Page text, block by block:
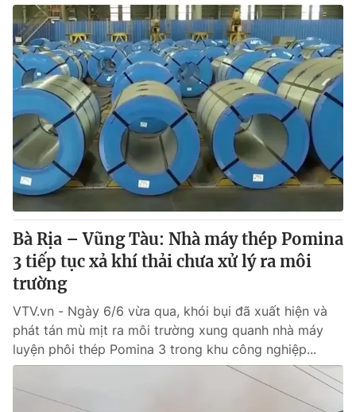
Bà Rịa – Vũng Tàu: Nhà máy thép Pomina
3 tiếp tục xả khí thải chưa xử lý ra môi
trường
VTV.vn - Ngày 6/6 vừa qua, khói bụi đã xuất hiện và
phát tán mù mịt ra môi trường xung quanh nhà máy
luyện phôi thép Pomina 3 trong khu công nghiệp...